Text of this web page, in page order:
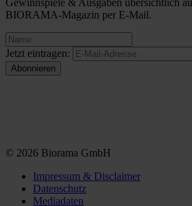
BIORAMA-Magazin per E-Mail.
Jetzt eintragen:
© 2026 Biorama GmbH
Impressum & Disclaimer
Datenschutz
Mediadaten